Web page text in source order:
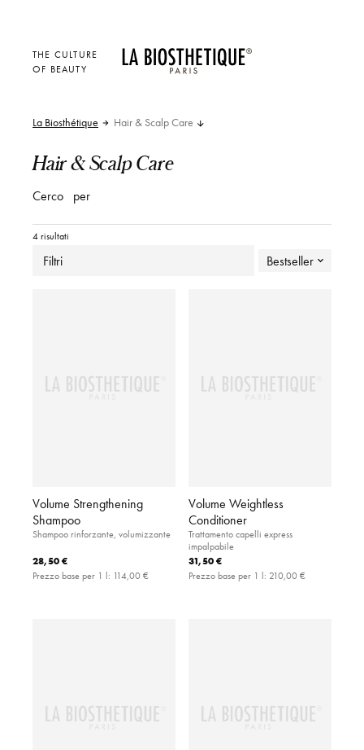
THE CULTURE
OF BEAUTY
La Biosthétique Hair & Scalp Care
Hair & Scalp Care
Cerco per
4 risultati
Filtri Bestseller
Volume Strengthening
Shampoo
Shampoo rinforzante, volumizzante
28,50 €
Prezzo base per 1 l: 114,00 €
Volume Weightless
Conditioner
Trattamento capelli express
impalpabile
31,50 €
Prezzo base per 1 l: 210,00 €